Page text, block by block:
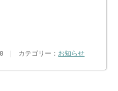
カテゴリー： お知らせ